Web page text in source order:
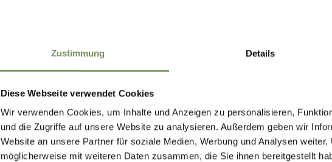
Zustimmung Details
Diese Webseite verwendet Cookies
Wir verwenden Cookies, um Inhalte und Anzeigen zu personalisieren,
und die Zugriffe auf unsere Website zu analysieren. Außerdem geben wir
Website an unsere Partner für soziale Medien, Werbung und Analysen
möglicherweise mit weiteren Daten zusammen, die Sie ihnen bereitgestellt
WAR DER INHALT FÜR DICH HILFREICH?